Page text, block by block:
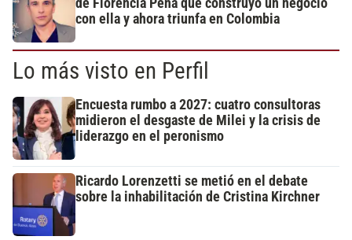
de Florencia Peña que construyó un negocio
con ella y ahora triunfa en Colombia
Lo más visto en Perfil
Encuesta rumbo a 2027: cuatro consultoras
midieron el desgaste de Milei y la crisis de
liderazgo en el peronismo
Ricardo Lorenzetti se metió en el debate
sobre la inhabilitación de Cristina Kirchner